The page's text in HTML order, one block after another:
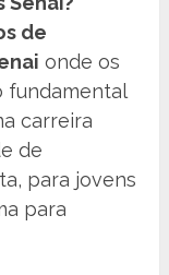
de
onde os
fundamental
carreira
de
para jovens
para